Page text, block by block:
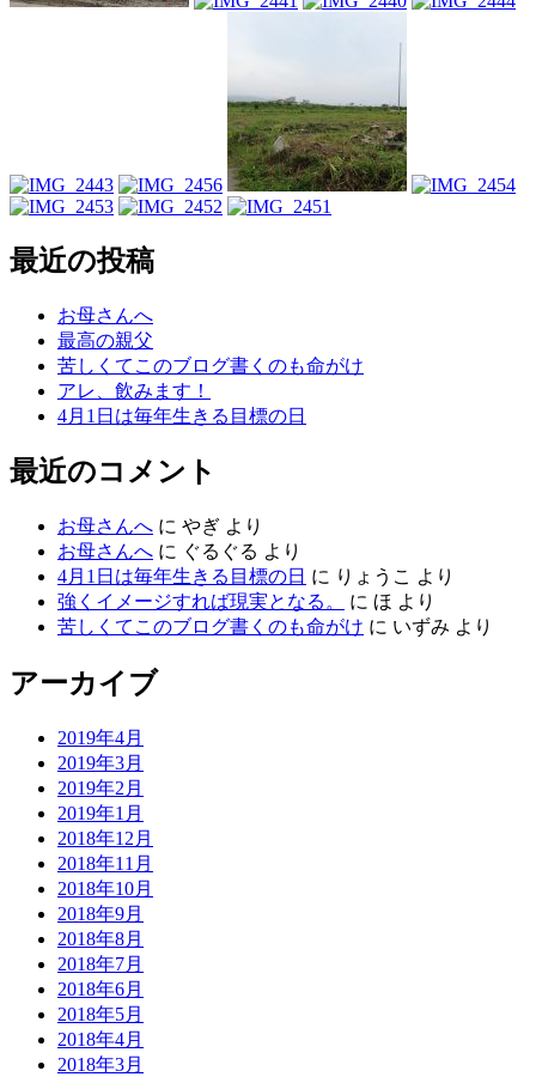
最近の投稿
お母さんへ
最高の親父
苦しくてこのブログ書くのも命がけ
アレ、飲みます！
4月1日は毎年生きる目標の日
最近のコメント
お母さんへ に やぎ より
お母さんへ に ぐるぐる より
4月1日は毎年生きる目標の日 に りょうこ より
強くイメージすれば現実となる。
に ほ より
苦しくてこのブログ書くのも命がけ に いずみ より
アーカイブ
2019年4月
2019年3月
2019年2月
2019年1月
2018年12月
2018年11月
2018年10月
2018年9月
2018年8月
2018年7月
2018年6月
2018年5月
2018年4月
2018年3月